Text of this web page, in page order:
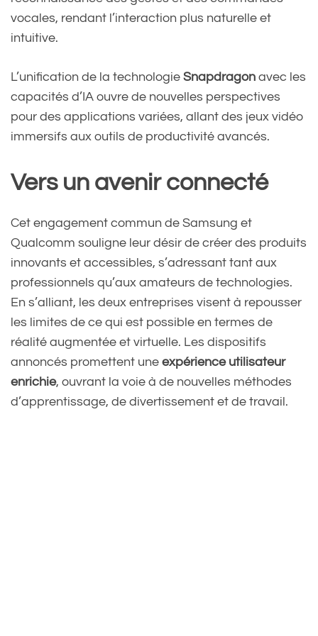
vocales, rendant l’interaction plus naturelle et
intuitive.
L’unification de la technologie Snapdragon avec les
capacités d’IA ouvre de nouvelles perspectives
pour des applications variées, allant des jeux vidéo
immersifs aux outils de productivité avancés.
Vers un avenir connecté
Cet engagement commun de Samsung et
Qualcomm souligne leur désir de créer des produits
innovants et accessibles, s’adressant tant aux
professionnels qu’aux amateurs de technologies.
En s’alliant, les deux entreprises visent à repousser
les limites de ce qui est possible en termes de
réalité augmentée et virtuelle. Les dispositifs
annoncés promettent une expérience utilisateur
enrichie, ouvrant la voie à de nouvelles méthodes
d’apprentissage, de divertissement et de travail.